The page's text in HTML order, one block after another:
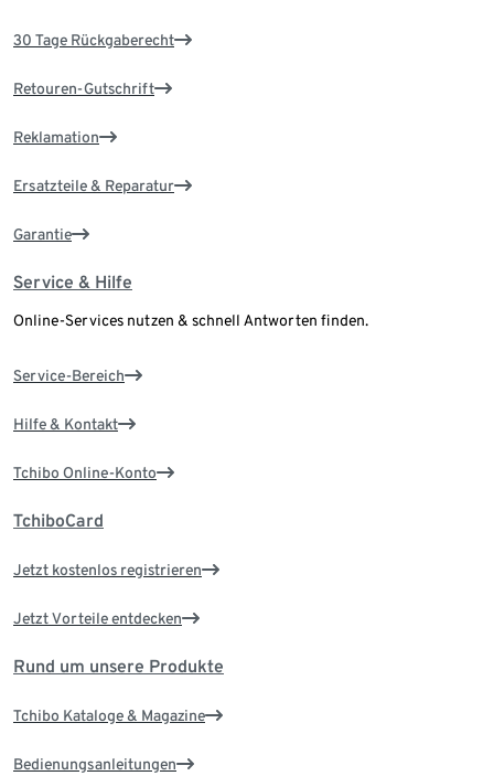
30 Tage Rückgaberecht
Retouren-Gutschrift
Reklamation
Ersatzteile & Reparatur
Garantie
Service & Hilfe
Online-Services nutzen & schnell Antworten finden.
Service-Bereich
Hilfe & Kontakt
Tchibo Online-Konto
TchiboCard
Jetzt kostenlos registrieren
Jetzt Vorteile entdecken
Rund um unsere Produkte
Tchibo Kataloge & Magazine
Bedienungsanleitungen